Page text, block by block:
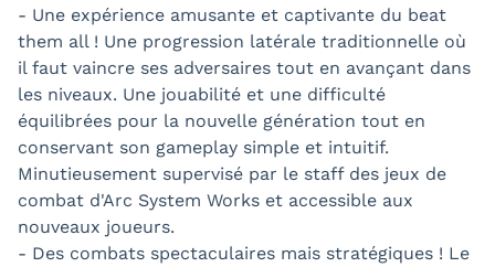
- Une expérience amusante et captivante du beat
them all ! Une progression latérale traditionnelle où
il faut vaincre ses adversaires tout en avançant dans
les niveaux. Une jouabilité et une difficulté
équilibrées pour la nouvelle génération tout en
conservant son gameplay simple et intuitif.
Minutieusement supervisé par le staff des jeux de
combat d'Arc System Works et accessible aux
nouveaux joueurs.
- Des combats spectaculaires mais stratégiques ! Le